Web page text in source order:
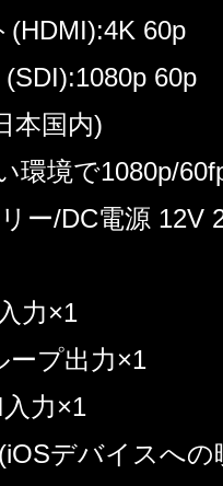
60p
60p
本国内)
環境で1080p/
ー/DC電源 12V
力×1
力×1
×1
イスへの映